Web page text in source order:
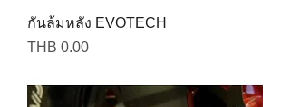
กันล้มหลัง EVOTECH
Price
THB 0.00